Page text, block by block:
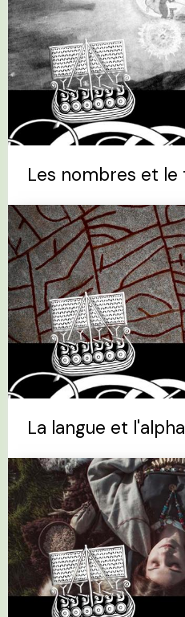
Les nombres et le
La langue et